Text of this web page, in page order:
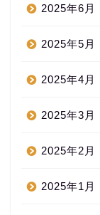
2025年6月
2025年5月
2025年4月
2025年3月
2025年2月
2025年1月